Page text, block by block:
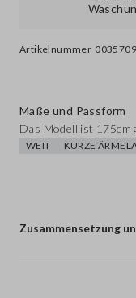
Artikelnummer
Maße und Passform
Das Modell ist 175cm
WEIT KURZE
Zusammensetzung